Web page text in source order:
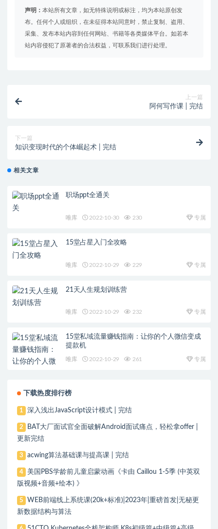
声明： 本站所有文章，如无特殊说明或标注，均为本站原创发
布。任何个人或组织，在未征得本站同意时，禁止复制、盗用、
采集、发布本站内容到任何网站、书籍等各类媒体平台。如若本
站内容侵犯了原著者的合法权益，可联系我们进行处理。
上一篇
阿何写作课 | 完结
下一篇
知识变现时代的个体崛起术 | 完结
相关文章
职场ppt全通关
唯库 2022-10-30 230 专属
15堂占星入门全攻略
唯库 2022-10-29 229 专属
21天人生规划训练营
唯库 2022-10-29 232 专属
15堂私域流量赚钱指南：让你的个人微信变成
提款机
唯库 2022-10-29 261 专属
下载热度排行榜
1 深入浅出JavaScript设计模式 | 完结
2
BAT大厂面试官全面破解Android面试痛点，轻松拿offer |
更新完结
3 acwing算法基础课与提高课 | 完结
4
美国PBS学龄前儿童启蒙动画《卡由 Caillou 1-5季 (中英双
版视频+音频+绘本) 》
5
WEB前端线上系统课(20k+标准)|2023年|重磅首发|无秘更
新数据结构与算法